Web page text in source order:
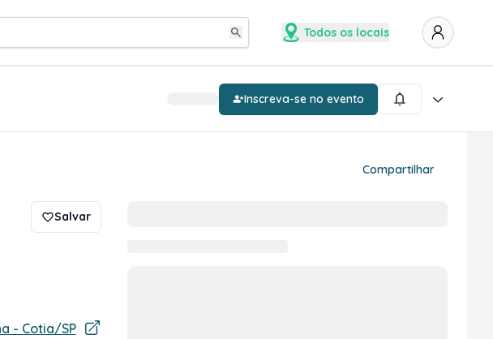
Todos os locais
Inscreva-se no evento
Compartilhar
Salvar
- Cotia/SP